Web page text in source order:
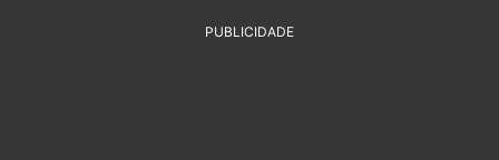
PUBLICIDADE